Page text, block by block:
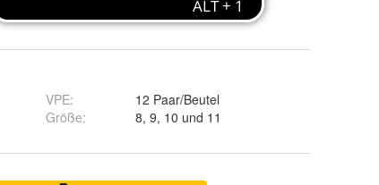
VPE:
12 Paar/Beutel
Größe: 8, 9, 10 und 11